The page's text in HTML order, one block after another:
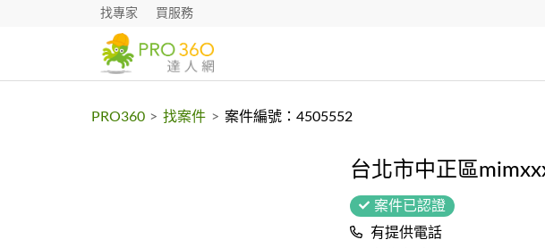
找專家 買服務
PRO360 > 找案件 > 案件編號：4505552
台北市中正區
案件已認證
有提供電話